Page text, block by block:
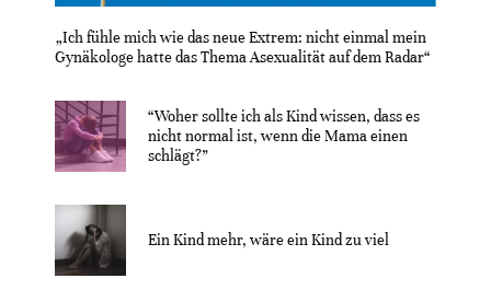
„Ich fühle mich wie das neue Extrem: nicht einmal mein
Gynäkologe hatte das Thema Asexualität auf dem Radar“
“Woher sollte ich als Kind wissen, dass es
nicht normal ist, wenn die Mama einen
schlägt?”
Ein Kind mehr, wäre ein Kind zu viel